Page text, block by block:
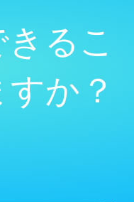
るこ
か？